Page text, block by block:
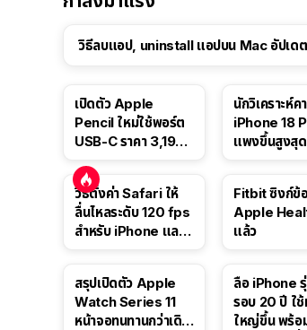
วิธีลบแอป, uninstall แอปบน Mac อัปเด
เปิดตัว Apple
Pencil ใหม่ใช้พอร์ต
USB-C ราคา 3,190
นี้
นักวิเคราะห์ค
iPhone 18
แพงขึ้นสูงสุ
วิธีตั้งค่า Safari ให้
ลื่นไหลระดับ 120 fps
สำหรับ iPhone และ
Fitbit ซิงก์ข้
Apple
แล้ว
สรุปเปิดตัว Apple
Watch Series 11
หน้าจอทนทานกว่าเดิม
ลือ iPhone
รอบ 20 ปี ใ
ใหญ่ขึ้น พร้อ